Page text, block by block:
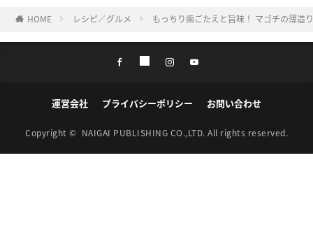
HOME レシピ／グルメ もっちり歯ごたえと旨味！ マゴチの薄造
運営会社 プライバシーポリシー お問い合わせ
Copyright © NAIGAI PUBLISHING CO.,LTD. All rights reserved.